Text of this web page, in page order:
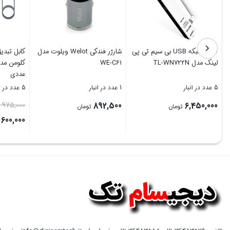
مودم 4G/TD-LTE هوآوی مدل
Huawei L01s
5 عدد در انبار
11,850,000 تومان
بستن
کارت شبکه USB بی‌ سیم تی پی
لینک مدل TL-WN722N
5 عدد در انبار
6,450,000 تومان
بستن
WE-C61
1 عدد در انبار
892,500
بستن